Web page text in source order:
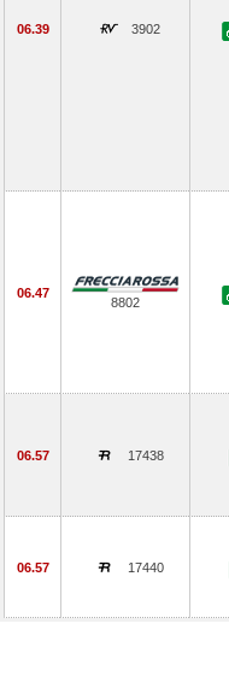
06.39 3902
06.47
8802
06.57 17438
06.57 17440